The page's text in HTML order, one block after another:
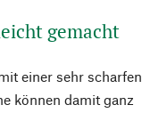
gemacht
einer sehr scharfen
können damit ganz